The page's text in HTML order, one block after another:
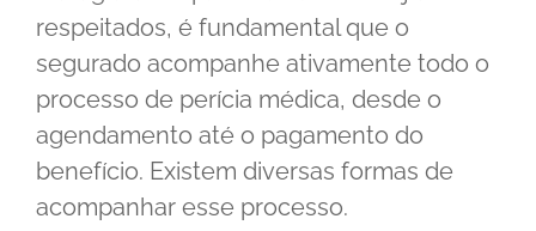
respeitados, é fundamental que o
segurado acompanhe ativamente todo o
processo de perícia médica, desde o
agendamento até o pagamento do
benefício. Existem diversas formas de
acompanhar esse processo.